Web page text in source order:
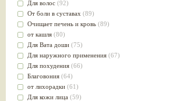
Для волос (92)
От боли в суставах (89)
Очищает печень и кровь (89)
от кашля (80)
Для Вата доши (75)
Для наружного применения (67)
Для похудения (66)
Благовония (64)
от лихорадки (61)
Для кожи лица (59)